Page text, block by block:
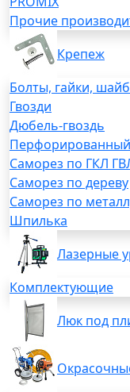
Прочие
Крепеж
Болты, гайки,
Гвозди
Дюбель-гвоздь
Саморез по ГКЛ
Саморез по дереву
Саморез по
Шпилька
Лазерные
Комплектующие
Люк под